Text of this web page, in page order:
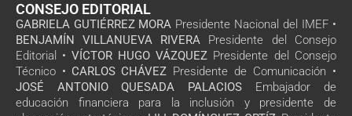
CONSEJO EDITORIAL
GABRIELA GUTIÉRREZ MORA Presidente Nacional del IMEF •
BENJAMÍN VILLANUEVA RIVERA Presidente del Consejo
Editorial • VÍCTOR HUGO VÁZQUEZ Presidente del Consejo
Técnico • CARLOS CHÁVEZ Presidente de Comunicación •
JOSÉ ANTONIO QUESADA PALACIOS Embajador de
educación financiera para la inclusión y presidente de